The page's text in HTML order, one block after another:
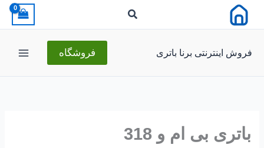
فروش اینترنتی برنا باتری فروشگاه
باتری بی ام و 318